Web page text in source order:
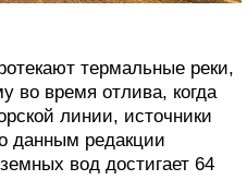
термальные реки,
во время отлива, когда
линии, источники
данным редакции
вод достигает 64